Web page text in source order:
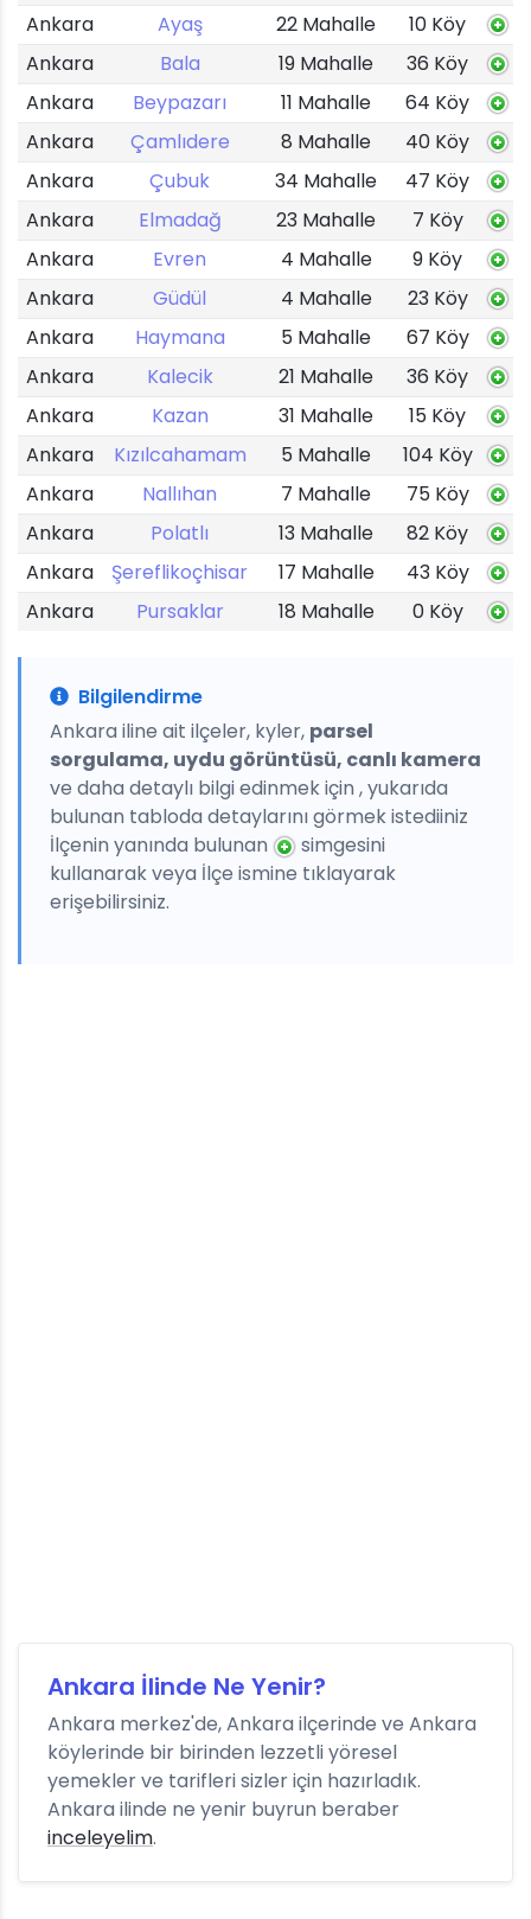
Ankara Ayaş 22 Mahalle
10 Köy
Ankara
Bala 19 Mahalle
36 Köy
Ankara
Beypazarı 11 Mahalle
64 Köy
Ankara
Çamlıdere 8 Mahalle
40 Köy
Ankara
Çubuk 34 Mahalle
47 Köy
Ankara
Elmadağ 23 Mahalle
7 Köy
Ankara
Evren 4 Mahalle
9 Köy
Ankara
Güdül 4 Mahalle
23 Köy
Ankara
Haymana 5 Mahalle
67 Köy
Ankara
Kalecik 21 Mahalle
36 Köy
Ankara
Kazan 31 Mahalle
15 Köy
Ankara
Kızılcahamam 5 Mahalle
104 Köy
Ankara
Nallıhan 7 Mahalle
75 Köy
Ankara
Polatlı 13 Mahalle
82 Köy
Ankara
Şereflikoçhisar 17 Mahalle
43 Köy
Ankara
Pursaklar 18 Mahalle 0 Köy
Bilgilendirme
Ankara iline ait ilçeler, kyler, parsel
sorgulama, uydu görüntüsü, canlı kamera
ve daha detaylı bilgi edinmek için , yukarıda
bulunan tabloda detaylarını görmek istediiniz
İlçenin yanında bulunan
simgesini
kullanarak veya İlçe ismine tıklayarak
erişebilirsiniz.
Ankara İlinde Ne Yenir?
Ankara merkez'de, Ankara ilçerinde ve Ankara
köylerinde bir birinden lezzetli yöresel
yemekler ve tarifleri sizler için hazırladık.
Ankara ilinde ne yenir buyrun beraber
inceleyelim.